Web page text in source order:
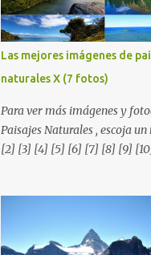
montañas, los ríos de agua
bosques y cascadas, son
elementos que hoy
serie fascinante de fotografía
paisajes naturales. Que
jueves (imágenes con
mejores deseos a través de la
Sinceramente, José Luis Ávila
Las mejores imágenes de
naturales X (7 fotos)
Para ver más imágenes y
Paisajes Naturales , escoja
[2] [3] [4] [5] [6] [7] [8] [9]